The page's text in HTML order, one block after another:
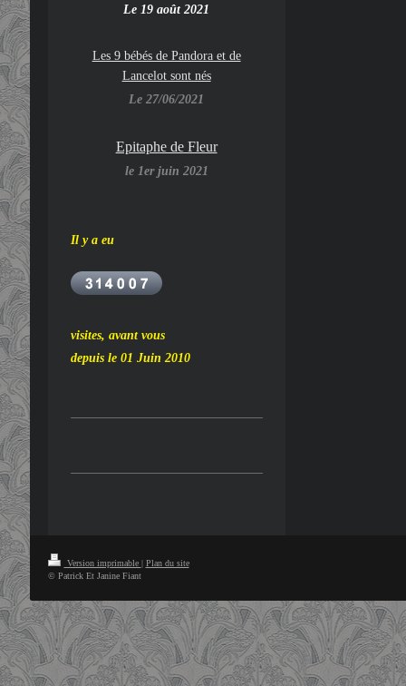
Le 19 août 2021
Les 9 bébés de Pandora et de
Lancelot sont nés
Le 27/06/2021
Epitaphe de Fleur
le 1er juin 2021
Il y a eu
visites, avant vous
depuis le 01 Juin 2010
Version imprimable | Plan du site
© Patrick Et Janine Fiant